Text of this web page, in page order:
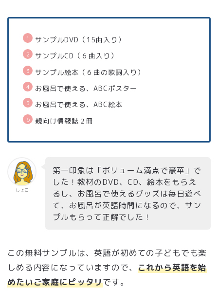
サンプルDVD（15曲入り）
サンプルCD（６曲入り）
サンプル絵本（６曲の歌詞入り）
お風呂で使える、ABCポスター
お風呂で使える、ABC絵本
親向け情報誌２冊
しょこ
第一印象は「ボリューム満点で豪華」で
した！教材のDVD、CD、絵本をもらえ
るし、お風呂で使えるグッズは毎日遊べ
て、お風呂が英語時間になるので、サン
プルもらって正解でした！
この無料サンプルは、英語が初めての子どもでも楽
しめる内容になっていますので、 これから英語を始
めたいご家庭にピッタリです。